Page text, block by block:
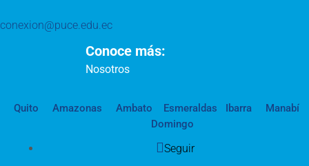
conexion@puce.edu.ec
Conoce más:
Nosotros
Quito Amazonas Ambato Esmeraldas Ibarra
Manabí
Domingo
Seguir